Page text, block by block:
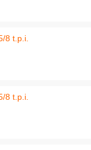
8 t.p.i.
8 t.p.i.